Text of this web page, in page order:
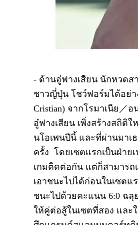
- ด้านอู๋ฟางเสียน นักหวดส
ชาวญี่ปุ่น โชว์ฟอร์มได้อย่า
Cristian) จากโรมาเนีย／
อู๋ฟางเสียน เพิ่งสร้างสถิติ
นโอเพนปีนี้ และที่ผ่านมาเ
ครั้ง โดยเซตแรกเป็นฝ่าย
เกมติดต่อกัน แต่ก็สามารถ
เอาชนะไปได้ก่อนในเซต
ชนะไปด้วยคะแนน 6:0 ฉลุ
ให้คู่ต่อสู้ในเซตที่สอง และ